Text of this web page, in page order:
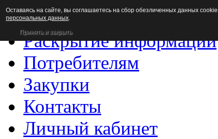
Новости
Раскрытие информации
Потребителям
Закупки
Контакты
Личный кабинет
Оставаясь на сайте, вы соглашаетесь на сбор обезличенных данных
персональных данных.
Принять и закрыть